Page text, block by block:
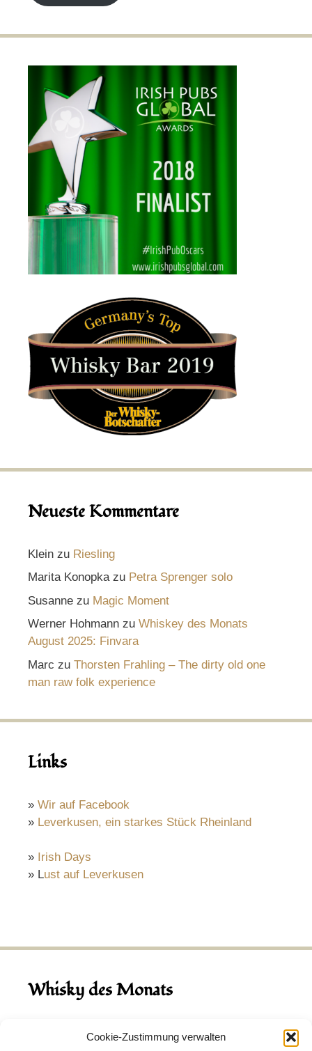
Cookie-Zustimmung verwalten
Neueste Kommentare
Klein zu Riesling
Marita Konopkazu Petra Sprenger solo
Susanne zu Magic Moment
Werner Hohmann zu Whiskey des Monats
August 2025: Finvara
Marc zu Thorsten Frahling – The dirty old one
man raw folk experience
Links
» Wir auf Facebook
» Leverkusen, ein starkes Stück Rheinland
» Irish Days
» Lust auf Leverkusen
Whisky des Monats
August 2026